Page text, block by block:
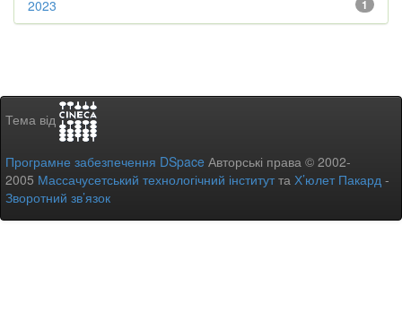
1
2023
Тема від
Програмне забезпечення DSpace Авторські права © 2002-
2005 Массачусетський технологічний інститутта Х’юлет Пакард -
Зворотний зв’язок